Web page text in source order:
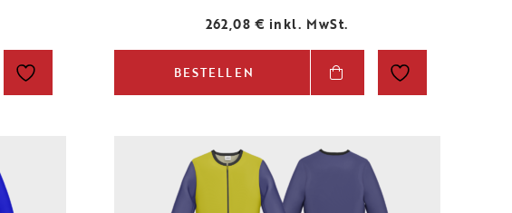
262,08 € inkl. MwSt.
BESTELLEN